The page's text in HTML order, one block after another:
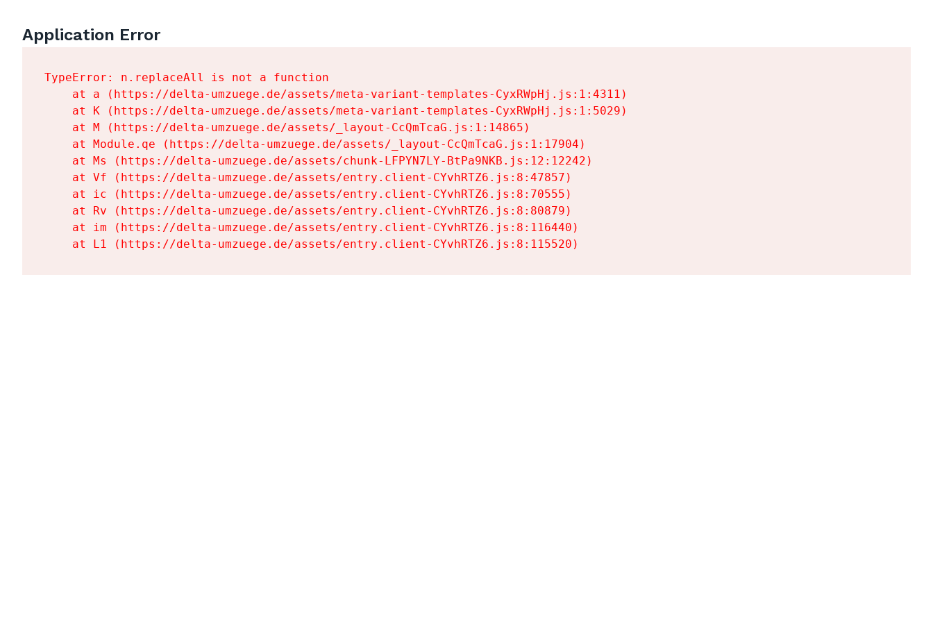
Application Error
TypeError: n.replaceAll is not a function
    at a (https://delta-umzuege.de/assets/meta-variant-templates-CyxRWpHj.js:1:4311)
    at K (https://delta-umzuege.de/assets/meta-variant-templates-CyxRWpHj.js:1:5029)
    at M (https://delta-umzuege.de/assets/_layout-CcQmTcaG.js:1:14865)
    at Module.qe (https://delta-umzuege.de/assets/_layout-CcQmTcaG.js:1:17904)
    at Ms (https://delta-umzuege.de/assets/chunk-LFPYN7LY-BtPa9NKB.js:12:12242)
    at Vf (https://delta-umzuege.de/assets/entry.client-CYvhRTZ6.js:8:47857)
    at ic (https://delta-umzuege.de/assets/entry.client-CYvhRTZ6.js:8:70555)
    at Rv (https://delta-umzuege.de/assets/entry.client-CYvhRTZ6.js:8:80879)
    at im (https://delta-umzuege.de/assets/entry.client-CYvhRTZ6.js:8:116440)
    at L1 (https://delta-umzuege.de/assets/entry.client-CYvhRTZ6.js:8:115520)